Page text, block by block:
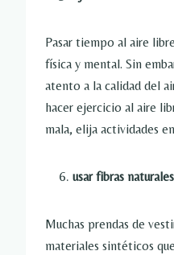
Pasar tiempo al aire
física y mental. Sin
atento a la calidad del
hacer ejercicio al aire
mala, elija actividades
usar fibras naturales
Muchas prendas de
materiales sintéticos